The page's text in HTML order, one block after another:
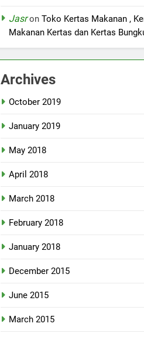
JasronToko Kertas Makanan ,
Makanan Kertas dan Kertas
Archives
October 2019
January 2019
May 2018
April 2018
March 2018
February 2018
January 2018
December 2015
June 2015
March 2015